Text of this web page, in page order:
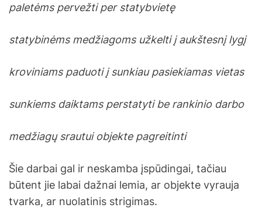
paletėms pervežti per statybvietę
statybinėms medžiagoms užkelti į aukštesnį lygį
kroviniams paduoti į sunkiau pasiekiamas vietas
sunkiems daiktams perstatyti be rankinio darbo
medžiagų srautui objekte pagreitinti
Šie darbai gal ir neskamba įspūdingai, tačiau
būtent jie labai dažnai lemia, ar objekte vyrauja
tvarka, ar nuolatinis strigimas.